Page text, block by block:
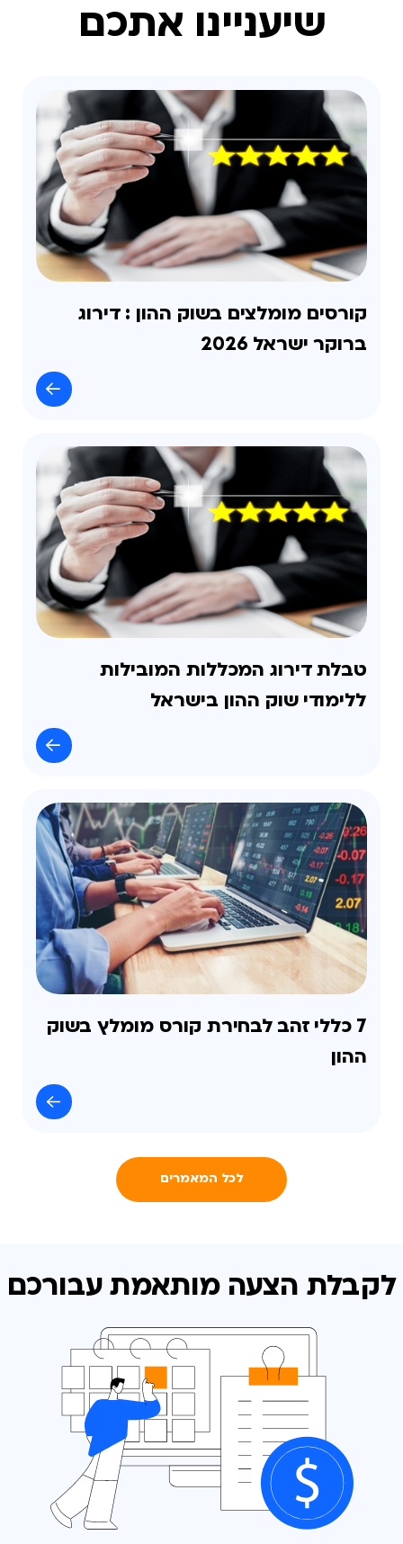
שיעניינו אתכם
קורסים מומלצים בשוק ההון : דירוג
ברוקר ישראל 2026
טבלת דירוג המכללות המובילות
ללימודי שוק ההון בישראל
7 כללי זהב לבחירת קורס מומלץ בשוק
ההון
לכל המאמרים
לקבלת הצעה מותאמת עבורכם